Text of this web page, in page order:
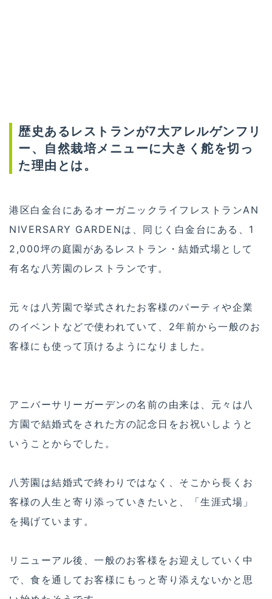
歴史あるレストランが7大アレルゲンフリ
ー、自然栽培メニューに大きく舵を切っ
た理由とは。
港区白金台にあるオーガニックライフレストランAN
NIVERSARY GARDENは、同じく白金台にある、1
2,000坪の庭園があるレストラン・結婚式場として
有名な八芳園のレストランです。
元々は八芳園で挙式されたお客様のパーティや企業
のイベントなどで使われていて、2年前から一般のお
客様にも使って頂けるようになりました。
アニバーサリーガーデンの名前の由来は、元々は八
方園で結婚式をされた方の記念日をお祝いしようと
いうことからでした。
八芳園は結婚式で終わりではなく、そこから長くお
客様の人生と寄り添っていきたいと、「生涯式場」
を掲げています。
リニューアル後、一般のお客様をお迎えしていく中
で、食を通してお客様にもっと寄り添えないかと思